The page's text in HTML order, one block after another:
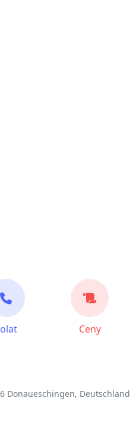
Ceny
Donaueschingen, Deutschland